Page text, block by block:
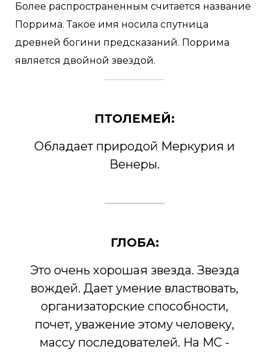
Более распространенным считается название
Поррима. Такое имя носила спутница
древней богини предсказаний. Поррима
является двойной звездой.
ПТОЛЕМЕЙ:
Обладает природой Меркурия и
Венеры.
ГЛОБА:
Это очень хорошая звезда. Звезда
вождей. Дает умение властвовать,
организаторские способности,
почет, уважение этому человеку,
массу последователей. На МС -